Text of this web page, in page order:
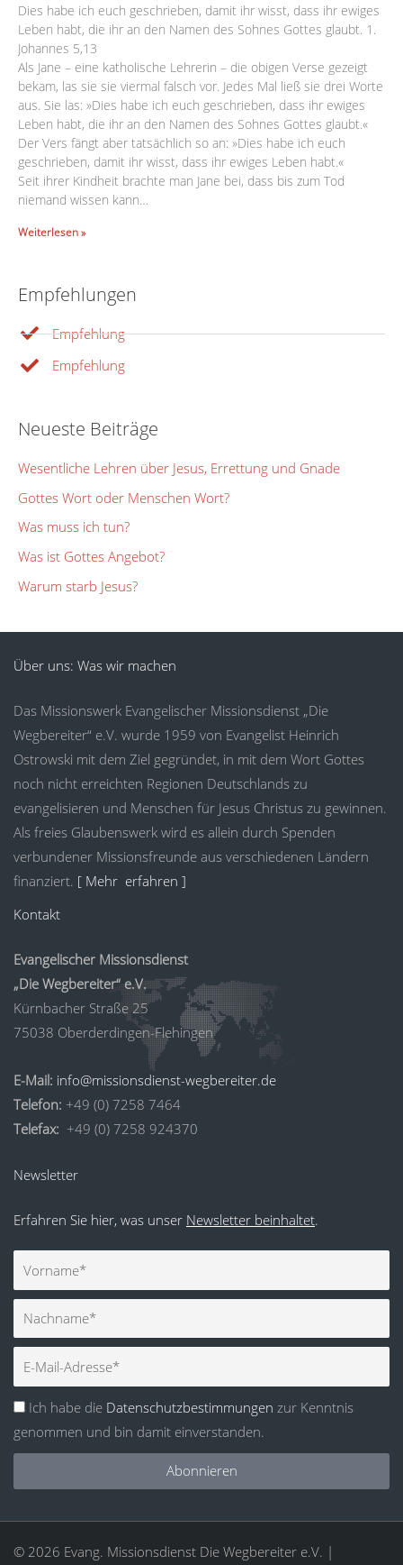
Dies habe ich euch geschrieben, damit ihr wisst, dass ihr ewiges
Leben habt, die ihr an den Namen des Sohnes Gottes glaubt. 1.
Johannes 5,13
Als Jane – eine katholische Lehrerin – die obigen Verse gezeigt
bekam, las sie sie viermal falsch vor. Jedes Mal ließ sie drei Worte
aus. Sie las: »Dies habe ich euch geschrieben, dass ihr ewiges
Leben habt, die ihr an den Namen des Sohnes Gottes glaubt.«
Der Vers fängt aber tatsächlich so an: »Dies habe ich euch
geschrieben, damit ihr wisst, dass ihr ewiges Leben habt.«
Seit ihrer Kindheit brachte man Jane bei, dass bis zum Tod
niemand wissen kann…
Weiterlesen »
Empfehlungen
Empfehlung
Empfehlung
Neueste Beiträge
Wesentliche Lehren über Jesus, Errettung und Gnade
Gottes Wort oder Menschen Wort?
Was muss ich tun?
Was ist Gottes Angebot?
Warum starb Jesus?
Über uns: Was wir machen
Das Missionswerk Evangelischer Missionsdienst „Die
Wegbereiter“ e.V. wurde 1959 von Evangelist Heinrich
Ostrowski mit dem Ziel gegründet, in mit dem Wort Gottes
noch nicht erreichten Regionen Deutschlands zu
evangelisieren und Menschen für Jesus Christus zu gewinnen.
Als freies Glaubenswerk wird es allein durch Spenden
verbundener Missionsfreunde aus verschiedenen Ländern
finanziert. [ Mehr erfahren ]
Kontakt
Evangelischer Missionsdienst
„Die Wegbereiter“ e.V.
Kürnbacher Straße 25
75038 Oberderdingen-Flehingen
E-Mail: info@missionsdienst-wegbereiter.de
Telefon: +49 (0) 7258 7464
Telefax: +49 (0) 7258 924370
Newsletter
Erfahren Sie hier, was unser Newsletter beinhaltet.
Vorname
Nachname
Mail
Ich habe die Datenschutzbestimmungen zur Kenntnis
genommen und bin damit einverstanden.
Abonnieren
© 2026 Evang. Missionsdienst Die Wegbereiter e.V. |